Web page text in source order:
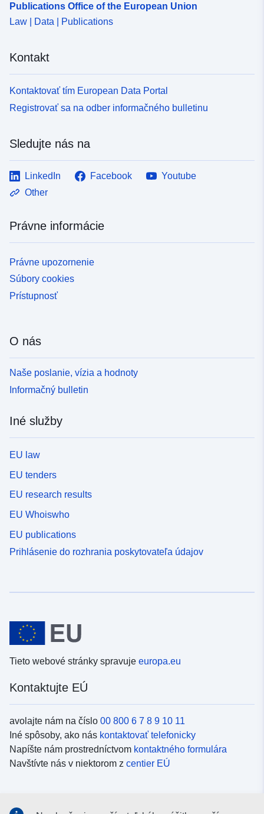
Publications Office of the European Union
Law | Data | Publications
Kontakt
Kontaktovať tím European Data Portal
Registrovať sa na odber informačného bulletinu
Sledujte nás na
LinkedIn Facebook
Youtube
Other
Právne informácie
Právne upozornenie
Súbory cookies
Prístupnosť
O nás
Naše poslanie, vízia a hodnoty
Informačný bulletin
Iné služby
EU law
EU tenders
EU research results
EU Whoiswho
EU publications
Prihlásenie do rozhrania poskytovateľa údajov
Tieto webové stránky spravuje europa.eu
Kontaktujte EÚ
avolajte nám na číslo 00 800 6 7 8 9 10 11
Iné spôsoby, ako nás kontaktovať telefonicky
Napíšte nám prostredníctvom kontaktného formulára
Navštívte nás v niektorom z centier EÚ